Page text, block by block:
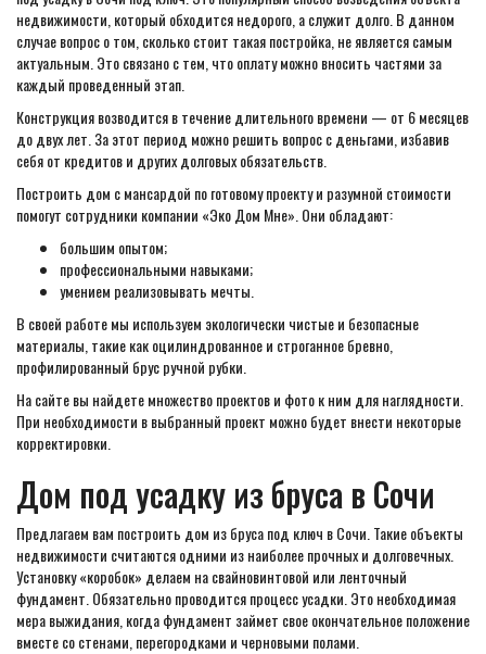
недвижимости, который обходится недорого, а служит долго. В данном
случае вопрос о том, сколько стоит такая постройка, не является самым
актуальным. Это связано с тем, что оплату можно вносить частями за
каждый проведенный этап.
Конструкция возводится в течение длительного времени — от 6 месяцев
до двух лет. За этот период можно решить вопрос с деньгами, избавив
себя от кредитов и других долговых обязательств.
Построить дом с мансардой по готовому проекту и разумной стоимости
помогут сотрудники компании «Эко Дом Мне». Они обладают:
большим опытом;
профессиональными навыками;
умением реализовывать мечты.
В своей работе мы используем экологически чистые и безопасные
материалы, такие как оцилиндрованное и строганное бревно,
профилированный брус ручной рубки.
На сайте вы найдете множество проектов и фото к ним для наглядности.
При необходимости в выбранный проект можно будет внести некоторые
корректировки.
Дом под усадку из бруса в Сочи
Предлагаем вам построить дом из бруса под ключ в Сочи. Такие объекты
недвижимости считаются одними из наиболее прочных и долговечных.
Установку «коробок» делаем на свайновинтовой или ленточный
фундамент. Обязательно проводится процесс усадки. Это необходимая
мера выжидания, когда фундамент займет свое окончательное положение
вместе со стенами, перегородками и черновыми полами.